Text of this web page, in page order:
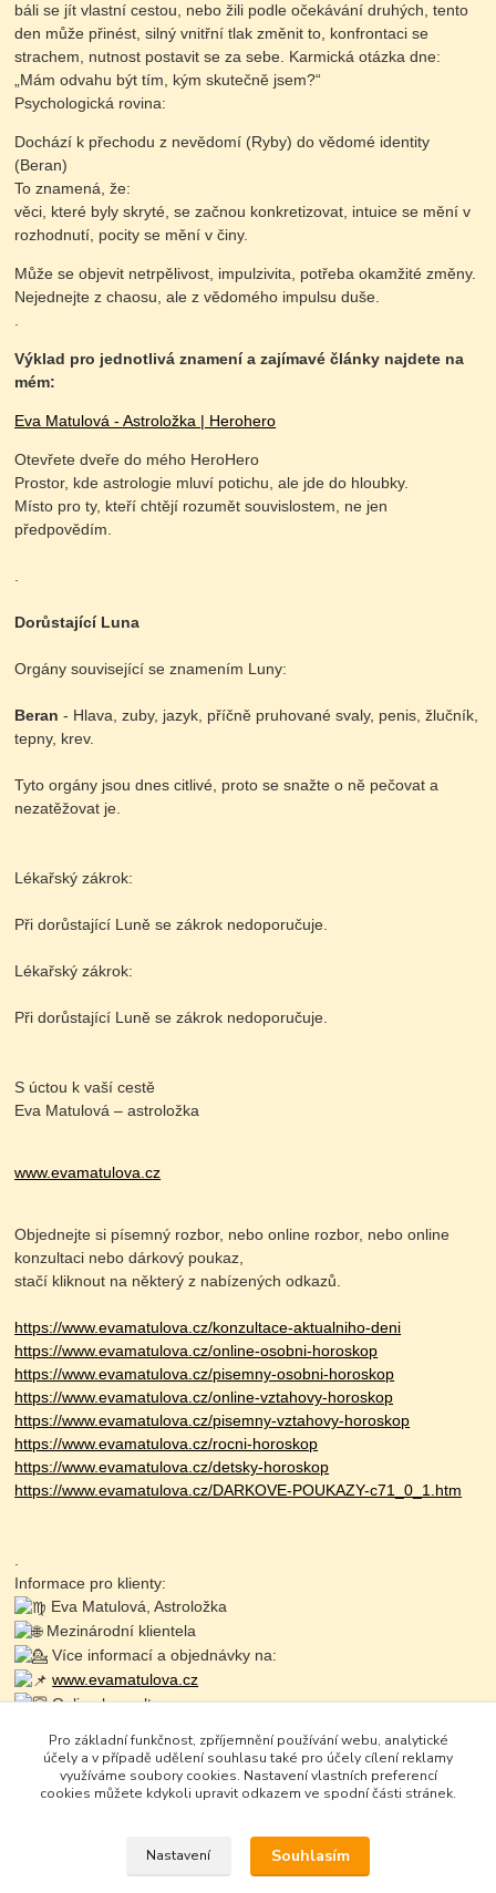
báli se jít vlastní cestou, nebo žili podle očekávání druhých, tento
den může přinést, silný vnitřní tlak změnit to, konfrontaci se
strachem, nutnost postavit se za sebe. Karmická otázka dne:
„Mám odvahu být tím, kým skutečně jsem?“
Psychologická rovina:
Dochází k přechodu z nevědomí (Ryby) do vědomé identity
(Beran)
To znamená, že:
věci, které byly skryté, se začnou konkretizovat, intuice se mění v
rozhodnutí, pocity se mění v činy.
Může se objevit netrpělivost, impulzivita, potřeba okamžité změny.
Nejednejte z chaosu, ale z vědomého impulsu duše.
.
Výklad pro jednotlivá znamení a zajímavé články najdete na
mém:
Eva Matulová - Astroložka | Herohero
Otevřete dveře do mého HeroHero
Prostor, kde astrologie mluví potichu, ale jde do hloubky.
Místo pro ty, kteří chtějí rozumět souvislostem, ne jen
předpovědím.
.
Dorůstající Luna
Orgány související se znamením Luny:
Beran - Hlava, zuby, jazyk, příčně pruhované svaly, penis, žlučník,
tepny, krev.
Tyto orgány jsou dnes citlivé, proto se snažte o ně pečovat a
nezatěžovat je.
Lékařský zákrok:
Při dorůstající Luně se zákrok nedoporučuje.
Lékařský zákrok:
Při dorůstající Luně se zákrok nedoporučuje.
S úctou k vaší cestě
Eva Matulová – astroložka
www.evamatulova.cz
Objednejte si písemný rozbor, nebo online rozbor, nebo online
konzultaci nebo dárkový poukaz,
stačí kliknout na některý z nabízených odkazů.
https://www.evamatulova.cz/konzultace-aktualniho-deni
https://www.evamatulova.cz/online-osobni-horoskop
https://www.evamatulova.cz/pisemny-osobni-horoskop
https://www.evamatulova.cz/online-vztahovy-horoskop
https://www.evamatulova.cz/pisemny-vztahovy-horoskop
https://www.evamatulova.cz/rocni-horoskop
https://www.evamatulova.cz/detsky-horoskop
https://www.evamatulova.cz/DARKOVE-POUKAZY-c71_0_1.htm
.
Informace pro klienty:
Eva Matulová, Astroložka
Mezinárodní klientela
Více informací a objednávky na:
www.evamatulova.cz
Online konzultace:
Zapište se do online kurzů
Pro základní funkčnost, zpříjemnění používání webu, analytické
účely a v případě udělení souhlasu také pro účely cílení reklamy
využíváme soubory cookies. Nastavení vlastních preferencí
cookies můžete kdykoli upravit odkazem ve spodní části stránek.
Nastavení Souhlasím